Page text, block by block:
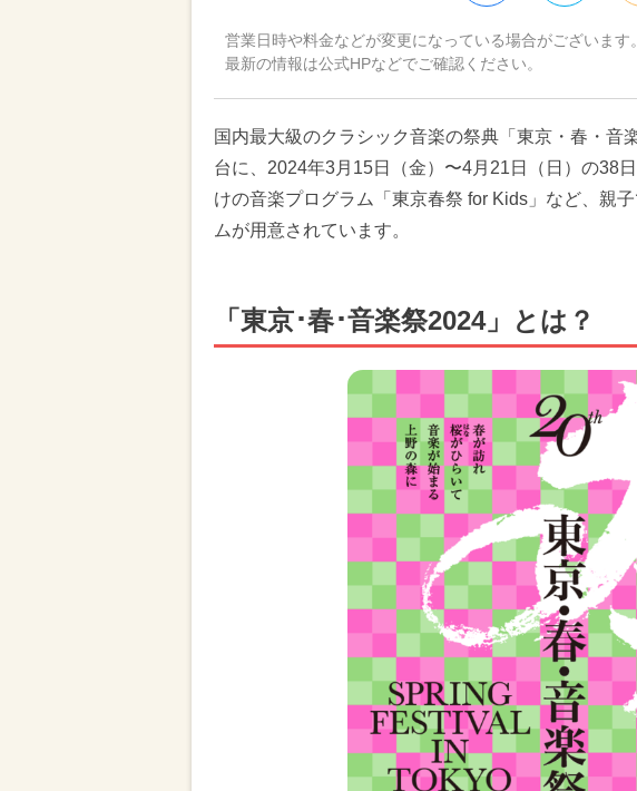
営業日時や料金などが変更になっている場合がございます。
最新の情報は公式HPなどでご確認ください。
国内最大級のクラシック音楽の祭典「東京・春・音
台に、2024年3月15日（金）〜4月21日（日）の38
けの音楽プログラム「東京春祭 for Kids」など、親
ムが用意されています。
「東京･春･音楽祭2024」とは？